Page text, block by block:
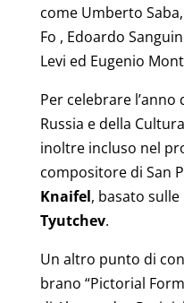
come Umberto
Fo , Edoardo
Levi ed Eugenio
Per celebrare
Russia e della
inoltre incluso nel
compositore di San
Knaifel, basato
Tyutchev.
Un altro punto di
brano “Pictorial